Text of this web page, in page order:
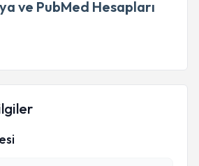
ve PubMed Hesapları